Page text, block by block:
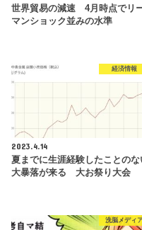
世界貿易の減速 4月時点でリ
マンショック並みの水準
経済情報
2023.4.14
夏までに生涯経験したことのな
大暴落が来る 大お祭り大会
洗脳メディ